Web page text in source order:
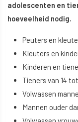
adolescenten en
hoeveelheid nodig.
Peuters en
Kleuters en
Kinderen en
Tieners van 14
Volwassen
Mannen ouder